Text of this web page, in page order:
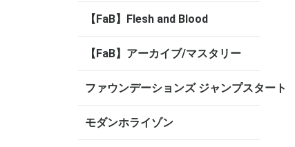
【FaB】Flesh and Blood
【FaB】アーカイブ/マスタリー
ファウンデーションズ ジャンプスタート
モダンホライゾン